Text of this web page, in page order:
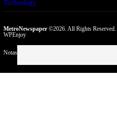
Technology
MetroNewspaper©2026. All Rights Reserved.
WPEnjoy
Notas